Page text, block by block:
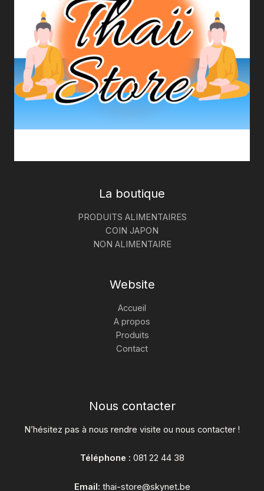
La boutique
PRODUITS ALIMENTAIRES
COIN JAPON
NON ALIMENTAIRE
Website
Accueil
A propos
Produits
Contact
Nous contacter
N’hésitez pas à nous rendre visite ou nous contacter !
Téléphone : 081 22 44 38
Email: thai-store@skynet.be